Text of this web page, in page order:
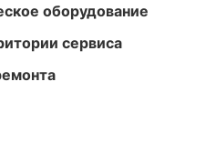
оборудование
сервиса